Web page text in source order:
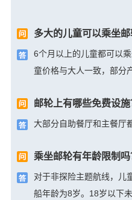
多大的儿童可以乘坐邮
6个月以上的儿童都可以
童价格与大人一致，部分
邮轮上有哪些免费设施
大部分自助餐厅和主餐厅
乘坐邮轮有年龄限制吗
对于非探险主题航线，儿
船年龄为8岁。18岁以下